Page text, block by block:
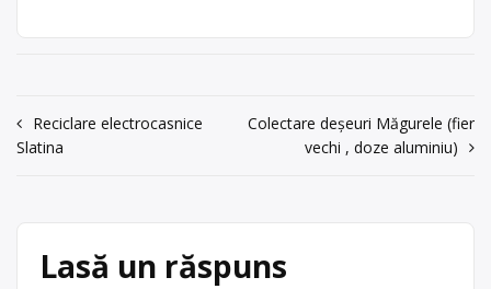
Centru de colectareulei uzat , în
Galați
Navigare
Reciclare electrocasnice
Slatina
Colectare deșeuri Măgurele (fier
vechi , doze aluminiu)
Lasă un răspuns